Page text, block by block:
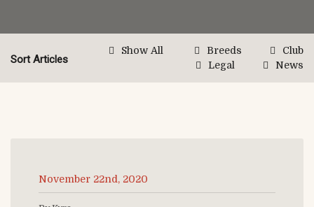
Sort Articles
Show All Breeds
Club
Legal
News
November 22nd, 2020